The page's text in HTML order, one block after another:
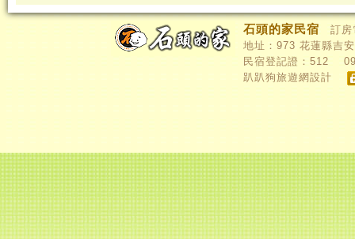
石頭的家民宿
訂房
地址： 973 花蓮縣吉
民宿登記證： 512
趴趴狗旅遊網設計